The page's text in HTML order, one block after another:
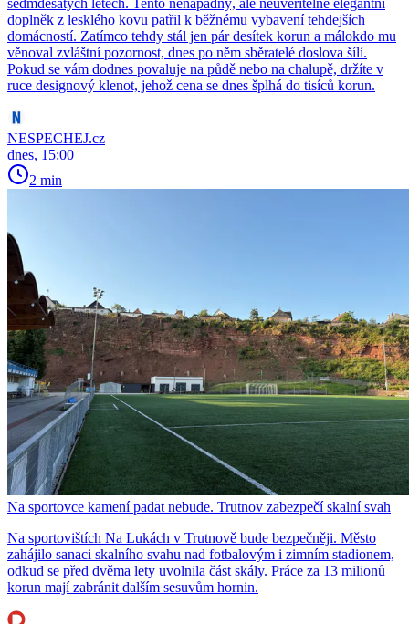
sedmdesátých letech. Tento nenápadný, ale neuvěřitelně elegantní
doplněk z lesklého kovu patřil k běžnému vybavení tehdejších
domácností. Zatímco tehdy stál jen pár desítek korun a málokdo mu
věnoval zvláštní pozornost, dnes po něm sběratelé doslova šílí.
Pokud se vám dodnes povaluje na půdě nebo na chalupě, držíte v
ruce designový klenot, jehož cena se dnes šplhá do tisíců korun.
NESPECHEJ.cz
dnes, 15:00
2 min
Na sportovce kamení padat nebude. Trutnov zabezpečí skalní svah
Na sportovištích Na Lukách v Trutnově bude bezpečněji. Město
zahájilo sanaci skalního svahu nad fotbalovým i zimním stadionem,
odkud se před dvěma lety uvolnila část skály. Práce za 13 milionů
korun mají zabránit dalším sesuvům hornin.